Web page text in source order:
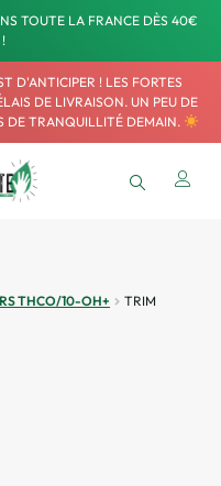
TOUTE LA FRANCE DÈS 40€
D'ANTICIPER ! LES FORTES
DE LIVRAISON. UN PEU DE
DE TRANQUILLITÉ DEMAIN.
THCO/10-OH+
TRIM